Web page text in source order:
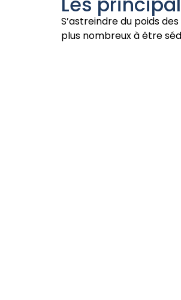
S’astreindre du poids
plus nombreux à être